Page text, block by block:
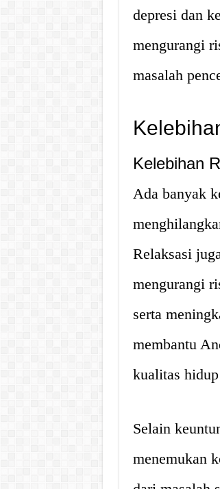
depresi dan
mengurangi
masalah
Kelebihan
Ada banyak
Relaksasi
mengurangi
serta
membantu
kualitas
Selain
menemukan